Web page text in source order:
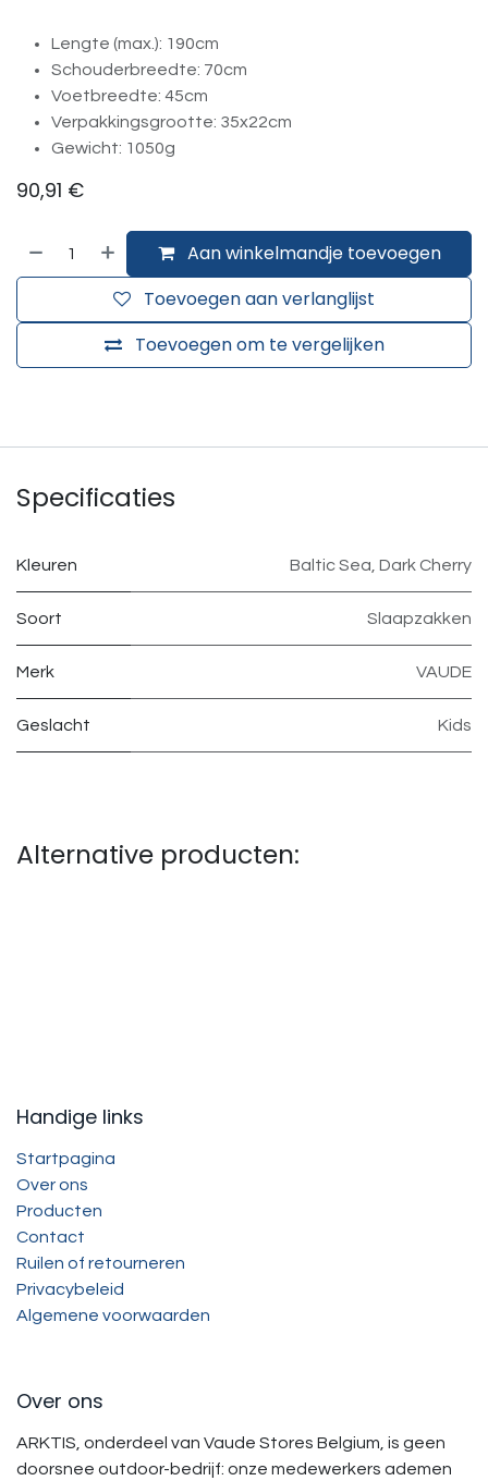
Lengte (max.): 190cm
Schouderbreedte: 70cm
Voetbreedte: 45cm
Verpakkingsgrootte: 35x22cm
Gewicht: 1050g
90,91 €
Aan winkelmandje toevoegen
Toevoegen om te vergelijken
Toevoegen aan verlanglijst
Specificaties
Kleuren Baltic Sea Dark Cherry
Soort Slaapzakken
Merk VAUDE
Geslacht Kids
Alternative producten:
Handige links
Startpagina
Over ons
Producten
Contact
Ruilen of retourneren
Privacybeleid
Algemene voorwaarden
Over ons
ARKTIS, onderdeel van Vaude Stores Belgium, is geen
doorsnee outdoor-bedrijf: onze medewerkers ademen